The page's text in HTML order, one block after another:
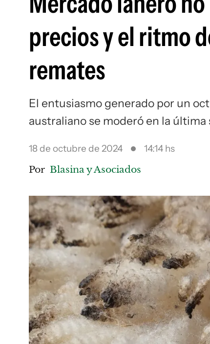
precios y el ritmo
remates
El entusiasmo generado por un
australiano se moderó en la
18 de octubre de 2024 14:14 hs
Por Blasina y Asociados